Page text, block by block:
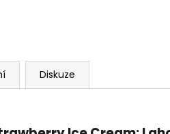
Diskuze